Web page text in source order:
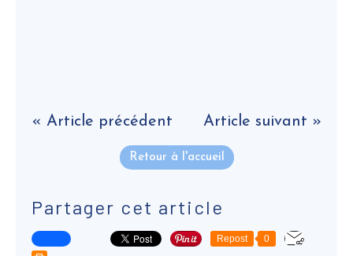
« Article précédent Article suivant »
Retour à l'accueil
Partager cet article
Repost 0